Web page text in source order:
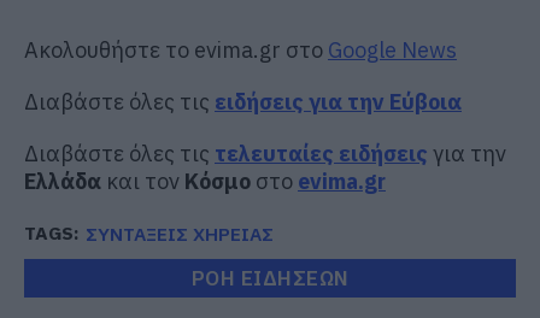
Ακολουθήστε το evima.gr στο Google News
Διαβάστε όλες τις ειδήσεις για την Εύβοια
Διαβάστε όλες τις τελευταίες ειδήσεις για την
Ελλάδα και τον Κόσμο στο evima.gr
TAGS: ΣΥΝΤΑΞΕΙΣ ΧΗΡΕΙΑΣ
ΡΟΗ ΕΙΔΗΣΕΩΝ